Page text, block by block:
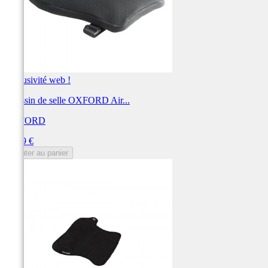
Exclusivité web !
Coussin de selle OXFORD Air...
OXFORD
95,99 €
Ajouter au panier